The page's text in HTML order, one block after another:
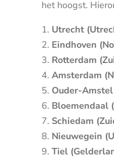
het hoogst.
Utrecht
Eindhoven
Rotterdam
Amsterdam
Ouder-
Bloemendaal
Schiedam
Nieuwegein
Tiel